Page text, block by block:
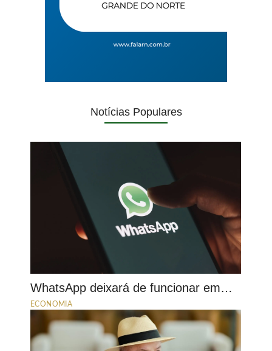
Notícias Populares
WhatsApp deixará de funcionar em…
ECONOMIA